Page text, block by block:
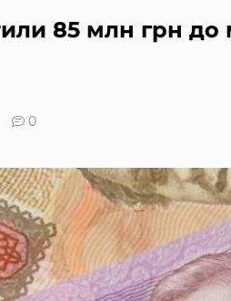
85 млн грн до
0